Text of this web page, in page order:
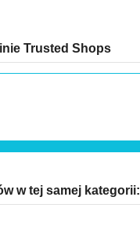
Trusted Shops
w tej samej kategorii: